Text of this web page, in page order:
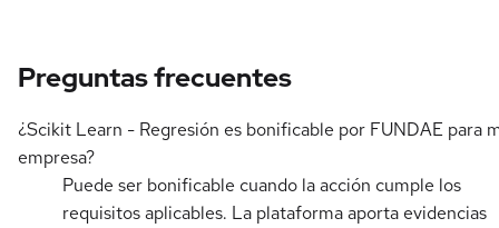
Preguntas frecuentes
¿Scikit Learn - Regresión es bonificable por FUNDAE para
empresa?
Puede ser bonificable cuando la acción cumple los
requisitos aplicables. La plataforma aporta evidencias